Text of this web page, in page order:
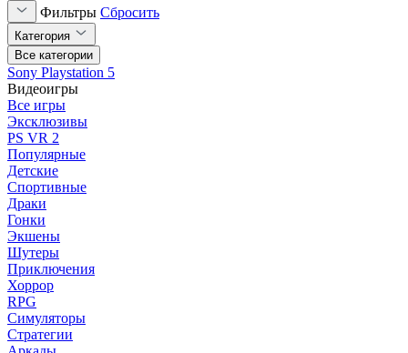
Фильтры Сбросить
Категория
Все категории
Sony Playstation 5
Видеоигры
Все игры
Эксклюзивы
PS VR 2
Популярные
Детские
Спортивные
Драки
Гонки
Экшены
Шутеры
Приключения
Хоррор
RPG
Симуляторы
Стратегии